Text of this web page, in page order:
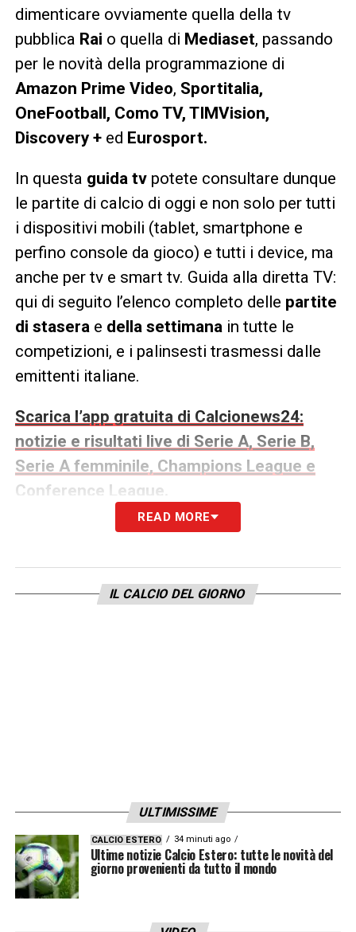
dimenticare ovviamente quella della tv
pubblica Rai o quella di Mediaset, passando
per le novità della programmazione di
Amazon Prime Video, Sportitalia,
OneFootball, Como TV, TIMVision,
Discovery + ed Eurosport.
In questa guida tvpotete consultare dunque
le partite di calcio di oggi e non solo per tutti
i dispositivi mobili (tablet, smartphone e
perfino console da gioco) e tutti i device, ma
anche per tv e smart tv. Guida alla diretta TV:
qui di seguito l’elenco completo delle partite
di stasera e della settimana in tutte le
competizioni, e i palinsesti trasmessi dalle
emittenti italiane.
Scarica l’app gratuita di Calcionews24:
notizie e risultati live di Serie A, Serie B,
Serie A femminile, Champions League e
Conference League.
GUIDA ALLA DIRETTA TV DI LUNEDÌ 3 AGOSTO
GUIDA ALLA DIRETTA TV DI MERCOLEDÌ 5
AGOSTO
GUIDA ALLA DIRETTA TV DI
MARTEDÌ 4 AGOSTO
00.00 Velez Sarsfield-Independiente (Campionato
argentino) – SPORTITALIA e COMO TV
READ MORE
IL CALCIO DEL GIORNO
ULTIMISSIME
CALCIO ESTERO 34 minuti ago
Ultime notizie Calcio Estero: tutte le novità del
giorno provenienti da tutto il mondo